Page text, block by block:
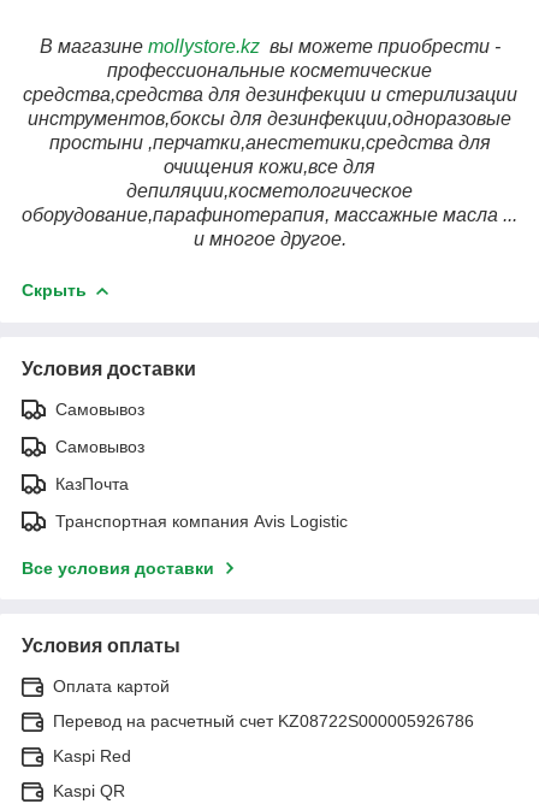
В магазине mollystore.kzвы можете приобрести -
профессиональные косметические
средства,средства для дезинфекции и стерилизации
инструментов,боксы для дезинфекции,одноразовые
простыни ,перчатки,анестетики,средства для
очищения кожи,все для
депиляции,косметологическое
оборудование,парафинотерапия, массажные масла ...
и многое другое.
Скрыть
Условия доставки
Самовывоз
Самовывоз
КазПочта
Транспортная компания Avis Logistic
Все условия доставки
Условия оплаты
Оплата картой
Перевод на расчетный счет KZ08722S000005926786
Kaspi Red
Kaspi QR